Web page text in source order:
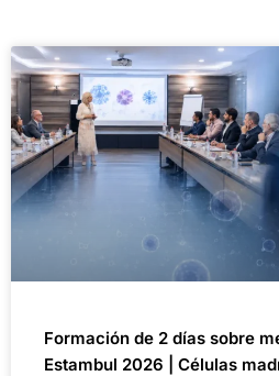
Formación de 2 días sobre
Estambul 2026 | Células